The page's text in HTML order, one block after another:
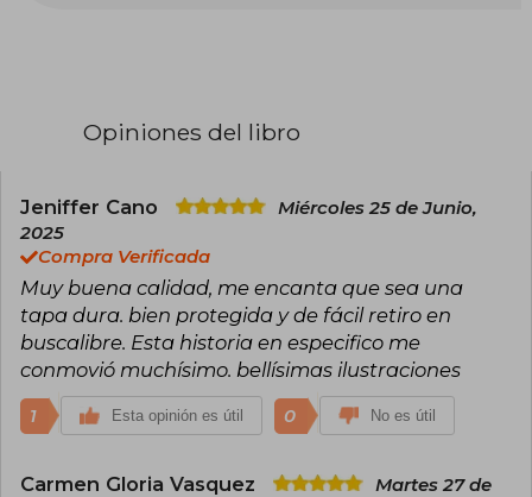
ridículos no llegaría muy lejos”. En 1985 ingresó
reconoció su talento y le animó no sólo a que
texto alrededor de las imágenes que creaba.
Así empezó su carrera como autor de libros
infantiles, pues poco tiempo después publicó
World War Won, una historia que le abriría las
puertas de las grandes editoriales. Pilkey nunca
pensó que esos “dibujos tan ridículos” iban a ser
parte fundamental de su vida. El autor vive en los
alrededores de Seattle (EEUU), junto a su
esposa.
Opiniones del libro
Jeniffer Cano
Miércoles 25 de Junio,
2025
Compra Verificada
Muy buena calidad, me encanta que sea una
tapa dura. bien protegida y de fácil retiro en
buscalibre. Esta historia en especifico me
conmovió muchísimo. bellísimas ilustraciones
1 Esta opinión es útil 0 No es útil
Carmen Gloria Vasquez
Martes 27 de